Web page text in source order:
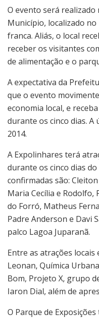
O evento será realizado
Município, localizado
franca. Aliás, o local
receber os visitantes
de alimentação e o
A expectativa da
que o evento
economia local, e
durante os cinco dias.
2014.
A Expolinhares terá
durante os cinco dias
confirmadas são:
Maria Cecília e Rodolfo,
do Forró, Matheus
Padre Anderson e Davi
palco Lagoa Juparanã.
Entre as atrações locais
Leonan, Química
Bom, Projeto X, grupo
Iaron Dial, além de
O Parque de